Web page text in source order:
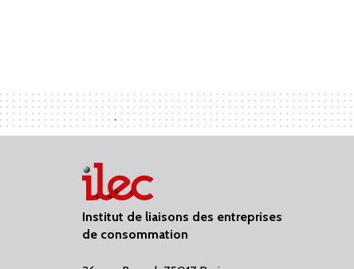
Institut de liaisons des entreprises
de consommation